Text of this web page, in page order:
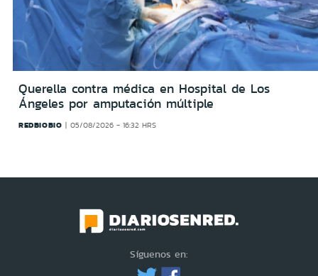
Querella contra médica en Hospital de Los
Ángeles por amputación múltiple
REDBIOBIO 05/08/2026 - 16:32 HRS
Síguenos en: